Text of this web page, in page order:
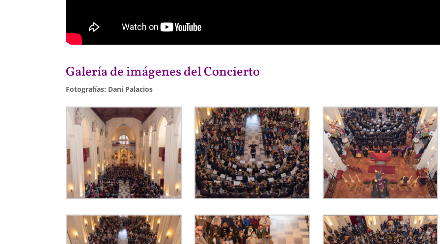
Galería de imágenes del Concierto
Fotografías: Dani Palacios